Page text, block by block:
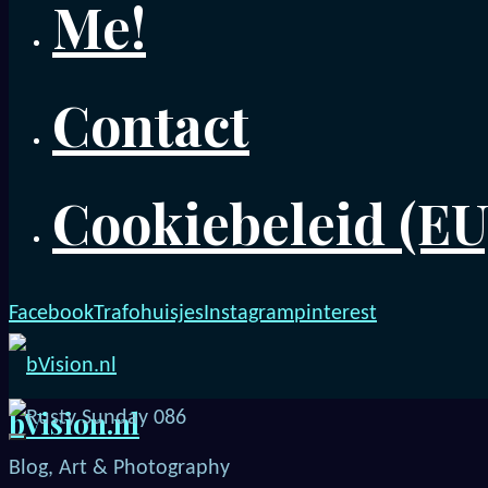
Me!
Contact
Cookiebeleid
FacebookTrafohuisjesInstagrampinterest
bVision.nl
Blog, Art & Photography